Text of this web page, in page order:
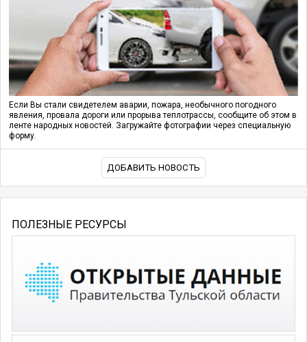
Если Вы стали свидетелем аварии, пожара, необычного погодного
явления, провала дороги или прорыва теплотрассы, сообщите об этом в
ленте народных новостей. Загружайте фотографии через специальную
форму.
ДОБАВИТЬ НОВОСТЬ
ПОЛЕЗНЫЕ РЕСУРСЫ